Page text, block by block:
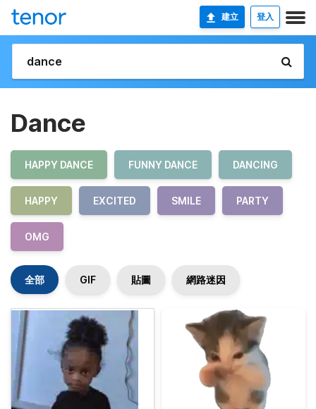
建立 登入
Dance
HAPPY DANCE FUNNY DANCE DANCING
HAPPY EXCITED SMILE PARTY
OMG
全部 GIF 貼圖 網路迷因